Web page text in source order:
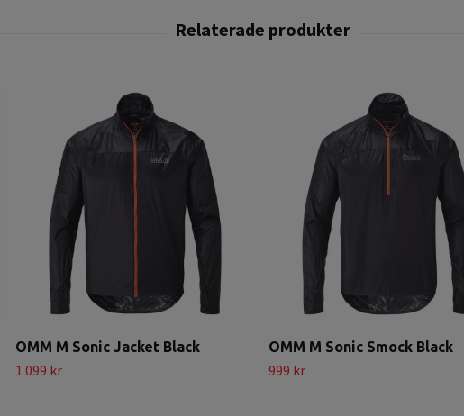
OMM M Sonic Jacket Black
1 099 kr
OMM M Sonic Smock Black
999 kr